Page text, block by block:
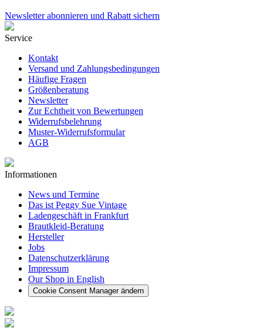
Newsletter abonnieren und Rabatt sichern
Service
Kontakt
Versand und Zahlungsbedingungen
Häufige Fragen
Größenberatung
Newsletter
Zur Echtheit von Bewertungen
Widerrufsbelehrung
Muster-Widerrufsformular
AGB
Informationen
News und Termine
Das ist Peggy Sue Vintage
Ladengeschäft in Frankfurt
Brautkleid-Beratung
Hersteller
Jobs
Datenschutzerklärung
Impressum
Our Shop in English
Cookie Consent Manager ändern